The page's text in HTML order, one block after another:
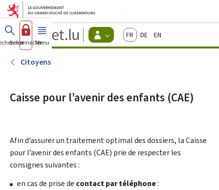
Aller au menu principal
Aller au contenu
Guichet.lu
Changer
d'espace
FrançaisDeutschEnglish
Se connecterMenu principal
Citoyens
Caisse pour l’avenir des enfants (CAE)
Afin d’assurer un traitement optimal des dossiers, laCaisse
pour l’avenir des enfants (CAE) prie de respecter les
consignes suivantes :
en cas de prise de contact par téléphone: